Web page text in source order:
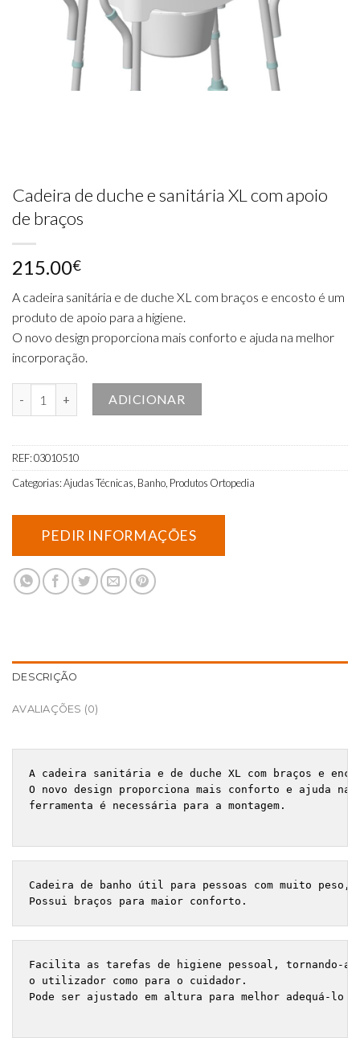
Cadeira de duche e sanitária XL com apoio
de braços
215.00€
A cadeira sanitária e de duche XL com braços e encosto é um
produto de apoio para a higiene.
O novo design proporciona mais conforto e ajuda na melhor
incorporação.
Quantidade de Cadeira de duche e sanitária XL com apoio de braços
ADICIONAR
REF:03010510
Categorias:Ajudas Técnicas, Banho, Produtos Ortopedia
DESCRIÇÃO
AVALIAÇÕES (0)
A cadeira sanitária e de duche XL com braços e
O novo design proporciona mais conforto e ajuda na
ferramenta é necessária para a montagem.
Cadeira de banho útil para pessoas com muito peso,
Possui braços para maior conforto.
Facilita as tarefas de higiene pessoal, tornando-
o utilizador como para o cuidador.
Pode ser ajustado em altura para melhor adequá-lo